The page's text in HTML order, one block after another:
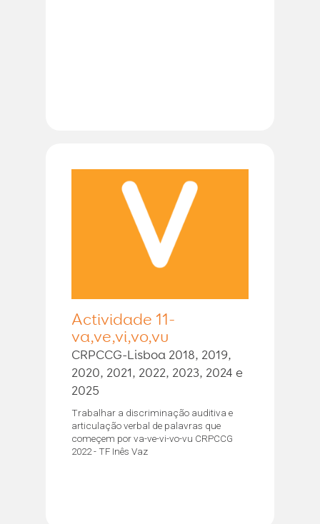
Actividade 11-
va,ve,vi,vo,vu
CRPCCG-Lisboa 2018, 2019,
2020, 2021, 2022, 2023, 2024 e
2025
Trabalhar a discriminação auditiva e
articulação verbal de palavras que
começem por va-ve-vi-vo-vu CRPCCG
2022 - TF Inês Vaz